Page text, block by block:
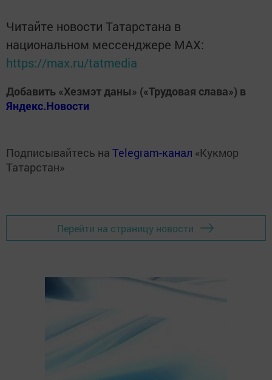
Читайте новости Татарстана в
национальном мессенджере MАХ:
https://max.ru/tatmedia
Добавить «Хезмэт даны» («Трудовая слава») в
Яндекс.Новости
Подписывайтесь на Telegram-канал «Кукмор
Татарстан»
Перейти на страницу новости